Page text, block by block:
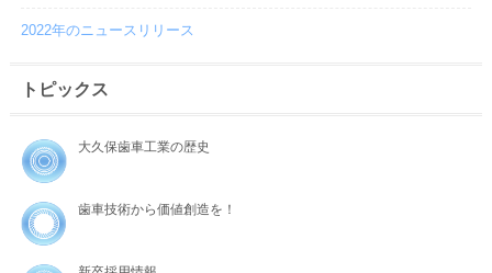
2022年のニュースリリース
トピックス
大久保歯車工業の歴史
歯車技術から価値創造を！